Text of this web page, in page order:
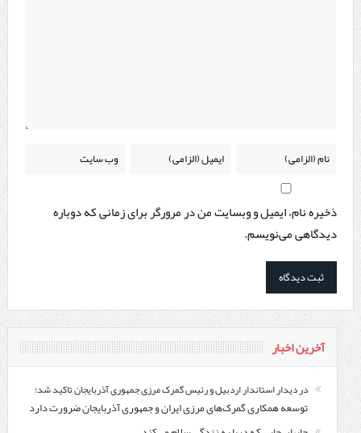
ذخیره نام، ایمیل و وبسایت من در مرورگر برای زمانی که دوباره
دیدگاهی می‌نویسم.
آخرین اخبار
در دیدار استاندار اردبیل و رئیس گمرک مرزی جمهوری آذربایجان تاکید شد؛
توسعه همکاری گمرک‌های مرزی ایران و جمهوری آذربایجان ضرورت دارد